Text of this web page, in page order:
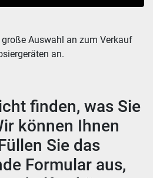
Auswahl an zum Verkauf
an.
finden, was Sie
können Ihnen
Sie das
Formular aus,